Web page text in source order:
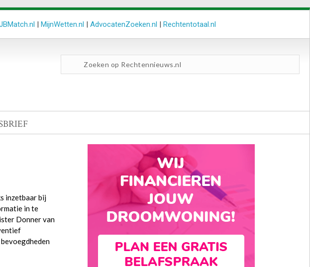
| MijnWetten.nl | AdvocatenZoeken.nl | Rechtentotaal.nl
inzetbaar bij
in te
Donner van